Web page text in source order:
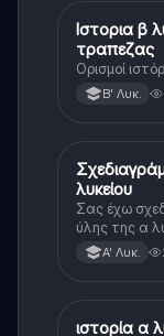
Ιστορία
Ιστορια β
τραπεζας
Ορισμοί
Β' Λυκ.
Ιστορία
λυκείου
Σας έχω
ύλης της α
τεράστιο
Α' Λυκ.
Ιστορία
ιστορία α